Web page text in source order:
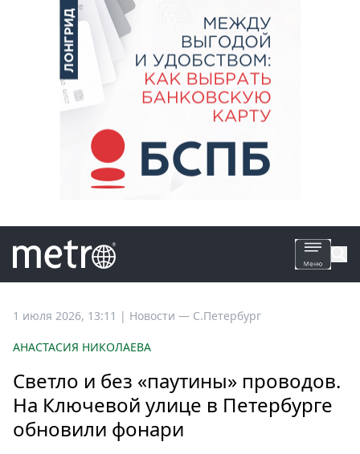
Все
Россия
Мир
Здоровье
1 июля 2026, 13:11 | Новости — С.Петербург
АНАСТАСИЯ НИКОЛАЕВА
Светло и без «паутины» проводов.
На Ключевой улице в Петербурге
обновили фонари